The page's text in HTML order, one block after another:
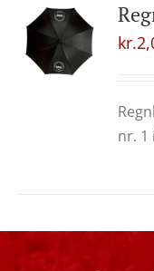
kr.
nr. 1